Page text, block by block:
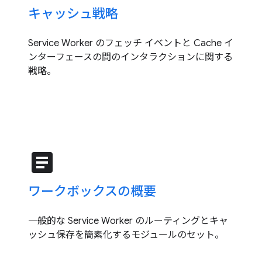
キャッシュ戦略
Service Worker のフェッチ イベントと Cache イ
ンターフェースの間のインタラクションに関する
戦略。
article
ワークボックスの概要
一般的な Service Worker のルーティングとキャ
ッシュ保存を簡素化するモジュールのセット。